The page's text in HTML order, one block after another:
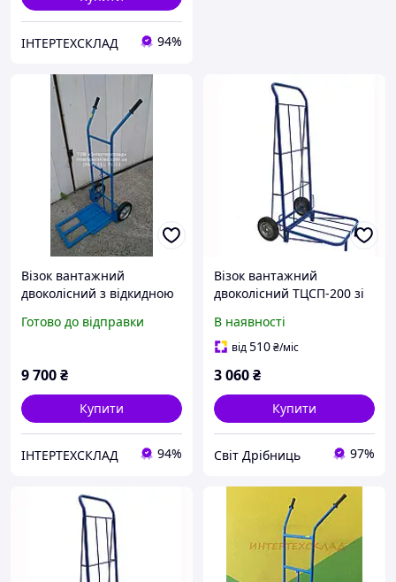
ІНТЕРТЕХСКЛАД 94%
Візок вантажний
двоколісний з відкидною
на суцільних міцних
Готово до відправки
9 700₴
Купити
ІНТЕРТЕХСКЛАД 94%
Візок вантажний
двоколісний ТЦСП-200 зі
вантажів вагою до 200 кг
В наявності
від510₴/міс
3 060₴
Купити
Світ Дрібниць 97%